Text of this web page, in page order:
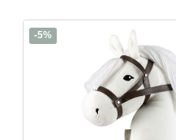
-5%